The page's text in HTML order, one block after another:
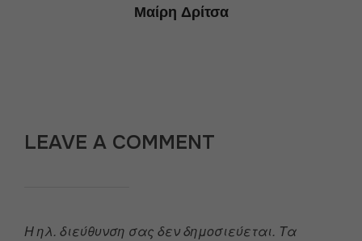
Μαίρη Δρίτσα
LEAVE A COMMENT
Η ηλ. διεύθυνση σας δεν δημοσιεύεται. Τα